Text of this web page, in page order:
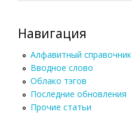
Навигация
Алфавитный справочник
Вводное слово
Облако тэгов
Последние обновления
Прочие статьи